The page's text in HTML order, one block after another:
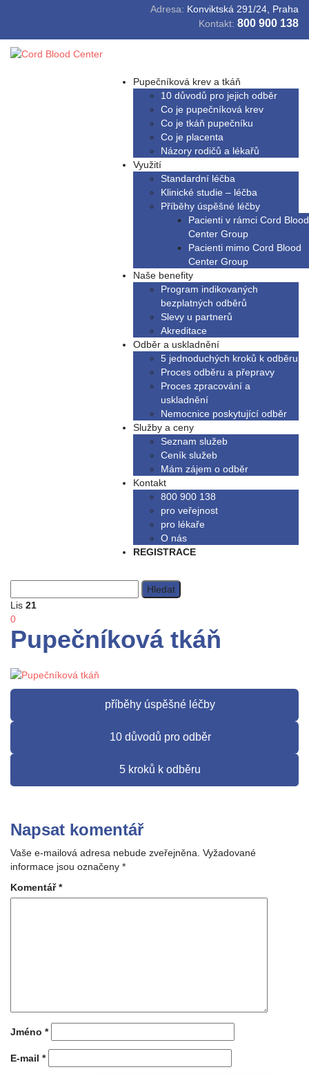
Adresa: Konviktská 291/24, Praha
Kontakt: 800 900 138
Pupečníková krev a tkáň
10 důvodů pro jejich odběr
Co je pupečníková krev
Co je tkáň pupečníku
Co je placenta
Názory rodičů a lékařů
Využití
Standardní léčba
Klinické studie – léčba
Příběhy úspěšné léčby
Pacienti v rámci Cord Blood
Center Group
Pacienti mimo Cord Blood
Center Group
Naše benefity
Program indikovaných
bezplatných odběrů
Slevy u partnerů
Akreditace
Odběr a uskladnění
5 jednoduchých kroků k odběru
Proces odběru a přepravy
Proces zpracování a
uskladnění
Nemocnice poskytující odběr
Služby a ceny
Seznam služeb
Ceník služeb
Mám zájem o odběr
Kontakt
800 900 138
pro veřejnost
pro lékaře
O nás
REGISTRACE
Lis 21
0
Pupečníková tkáň
příběhy úspěšné léčby
10 důvodů pro odběr
5 kroků k odběru
Napsat komentář
Vaše e-mailová adresa nebude zveřejněna. Vyžadované
informace jsou označeny *
Komentář*
Jméno *
E-mail *